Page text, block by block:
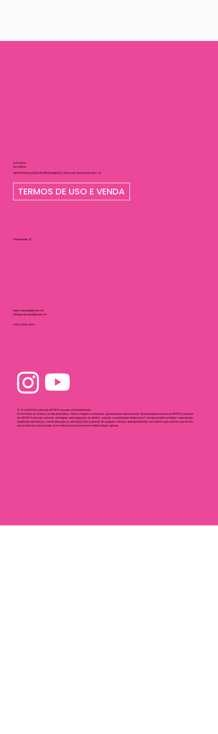
Com amor,
Suzaninha.
ARTHE PRODUÇÕES E ENTRETENIMENTO LTDA CNPJ 36.609.525/0001-76
TERMOS DE USO E VENDA
Florianópolis, SC.
baphocultural@gmail.com
artheproducoes@gmail.com
(48) 9 9995-7409
© 2026 BAPHO Cultural & ARTHE Produções e Entretenimento.
Os formatos de eventos, nomes de projetos, textos, imagens e conteúdos apresentados neste site são de titularidade exclusiva da BAPHO Cultural e
da ARTHE Produções, estando protegidos pela legislação de direitos autorais e propriedade intelectual. É expressamente proibida a reprodução,
adaptação, distribuição, comercialização ou utilização total ou parcial de qualquer conteúdo aqui apresentado sem autorização prévia e por escrito
das produtoras responsáveis. O uso indevido poderá acarretar medidas legais cabíveis.